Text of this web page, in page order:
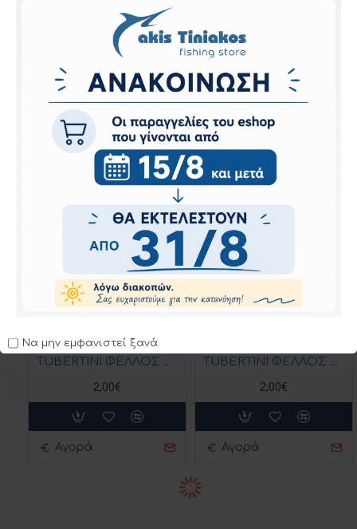
Να μην εμφανιστεί ξανά.
TUBERTINI
TUBERTINI ΦΕΛΛΟΣ GALLEGIANTE LLISAURUS SC
3,00€ 2,50€
Αγορά
TUBERTINI ΦΕΛΛΟΣ PRO MARE 6 TESTA ROSSA
2,00€
Αγορά
TUBERTINI ΦΕΛΛΟΣ PRO MARE 7 TESTA ROSSA 10gr
2,00€
Αγορά